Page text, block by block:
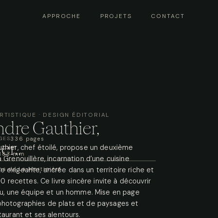
APPROCHE PROJETS CONTACT
· DESIGN ÉDITORIAL
Gauthier,
de La Martinière
mm
336 pages
chef étoilé, propose un deuxième
Grenouillère, incarnation d’une cuisine
exigeante, ancrée dans un territoire riche et
recettes. Ce livre sincère invite à découvrir
une équipe et un homme. Mise en page
de plats et de paysages et
et ses alentours.